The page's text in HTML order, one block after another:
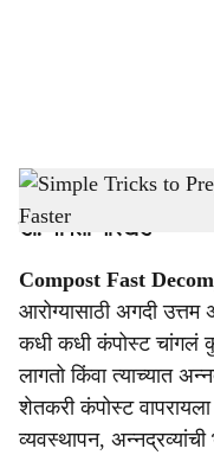
h
r
e
Simple Tricks to Prepare
डॉ. पपिता गौरखेडे
Compost Fast
आरोग्यासाठी अगदी
कधी कधी कंपोस्ट चांगलं
लागतो किंवा त्याच्यात
शेतकरी कंपोस्ट
व्यवस्थापन,